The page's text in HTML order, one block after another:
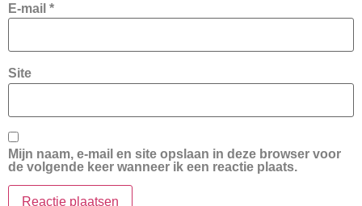
E-mail *
Site
Mijn naam, e-mail en site opslaan in deze browser voor
de volgende keer wanneer ik een reactie plaats.